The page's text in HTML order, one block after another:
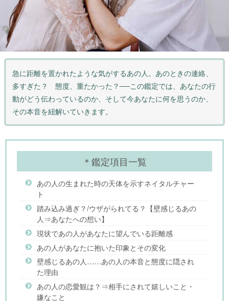
急に距離を置かれたような気がするあの人。あのときの連絡、
多すぎた？ 態度、重たかった？──この鑑定では、あなたの行
動がどう伝わっているのか、そして今あなたに何を思うのか、
その本音を紐解いていきます。
＊鑑定項目一覧
あの人の生まれた時の天体を示すネイタルチャー
ト
踏み込み過ぎ？/ウザがられてる？【壁感じるあの
人⇒あなたへの想い】
現状であの人があなたに望んでいる距離感
あの人があなたに抱いた印象とその変化
壁感じるあの人……あの人の本音と態度に隠され
た理由
あの人の恋愛観は？⇒相手にされて嬉しいこと・
嫌なこと